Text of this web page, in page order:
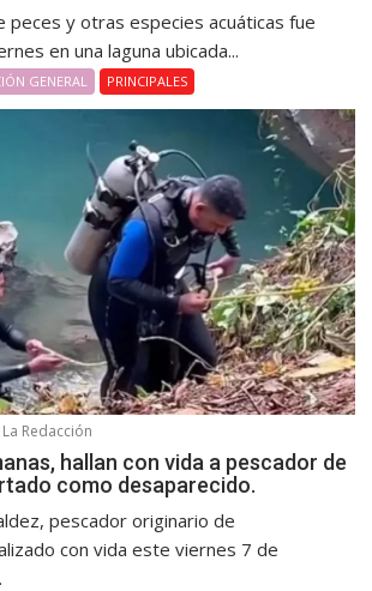
peces y otras especies acuáticas fue
en una laguna ubicada...
GENERAL PRINCIPALES
La Redacción
hallan con vida a pescador de
como desaparecido.
pescador originario de
con vida este viernes 7 de